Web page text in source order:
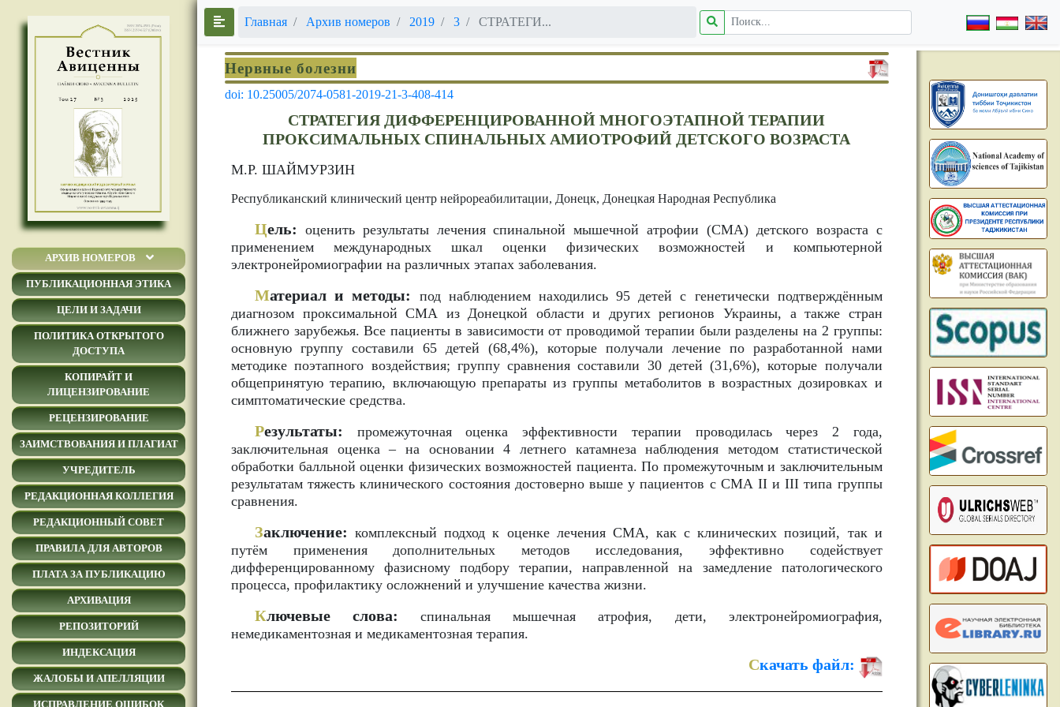
АРХИВ НОМЕРОВ
ПУБЛИКАЦИОННАЯ ЭТИКА
ЦЕЛИ И ЗАДАЧИ
ПОЛИТИКА ОТКРЫТОГО
ДОСТУПА
КОПИРАЙТ И
ЛИЦЕНЗИРОВАНИЕ
РЕЦЕНЗИРОВАНИЕ
ЗАИМСТВОВАНИЯ И ПЛАГИАТ
УЧРЕДИТЕЛЬ
РЕДАКЦИОННАЯ КОЛЛЕГИЯ
РЕДАКЦИОННЫЙ СОВЕТ
ПРАВИЛА ДЛЯ АВТОРОВ
ПЛАТА ЗА ПУБЛИКАЦИЮ
АРХИВАЦИЯ
РЕПОЗИТОРИЙ
ИНДЕКСАЦИЯ
ЖАЛОБЫ И АПЕЛЛЯЦИИ
ИСПРАВЛЕНИЕ ОШИБОК
Главная Архив номеров 2019 3 СТРАТЕГИ...
Нервные болезни
doi: 10.25005/2074-0581-2019-21-3-408-414
СТРАТЕГИЯ ДИФФЕРЕНЦИРОВАННОЙ МНОГОЭТАПНОЙ ТЕРАПИИ
ПРОКСИМАЛЬНЫХ СПИНАЛЬНЫХ АМИОТРОФИЙ ДЕТСКОГО ВОЗРАСТА
М.Р. ШАЙМУРЗИН
Республиканский клинический центр нейрореабилитации, Донецк, Донецкая Народная Республика
Цель: оценить результаты лечения спинальной мышечной атрофии (СМА) детского возраста с
применением международных шкал оценки физических возможностей и компьютерной
электронейромиографии на различных этапах заболевания.
Материал и методы:
под наблюдением находились 95 детей с генетически подтверждённым
диагнозом проксимальной СМА из Донецкой области и других регионов Украины, а также стран
ближнего зарубежья. Все пациенты в зависимости от проводимой терапии были разделены на 2 группы:
основную группу составили 65 детей (68,4%), которые получали лечение по разработанной нами
методике поэтапного воздействия; группу сравнения составили 30 детей (31,6%), которые получали
общепринятую терапию, включающую препараты из группы метаболитов в возрастных дозировках и
симптоматические средства.
Результаты: промежуточная оценка эффективности терапии проводилась через 2 года,
заключительная оценка – на основании 4 летнего катамнеза наблюдения методом статистической
обработки балльной оценки физических возможностей пациента. По промежуточным и заключительным
результатам тяжесть клинического состояния достоверно выше у пациентов с СМА II и III типа группы
сравнения.
Заключение: комплексный подход к оценке лечения СМА, как с клинических позиций, так и
путём применения дополнительных методов исследования, эффективно содействует
дифференцированному фазисному подбору терапии, направленной на замедление патологического
процесса, профилактику осложнений и улучшение качества жизни.
Ключевые слова:
спинальная мышечная атрофия, дети, электронейромиография,
немедикаментозная и медикаментозная терапия.
Скачать файл: